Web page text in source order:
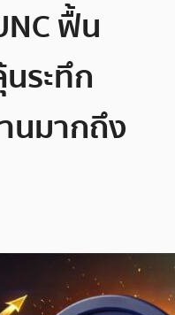
ฟื้น
ระทึก
นมากถึง